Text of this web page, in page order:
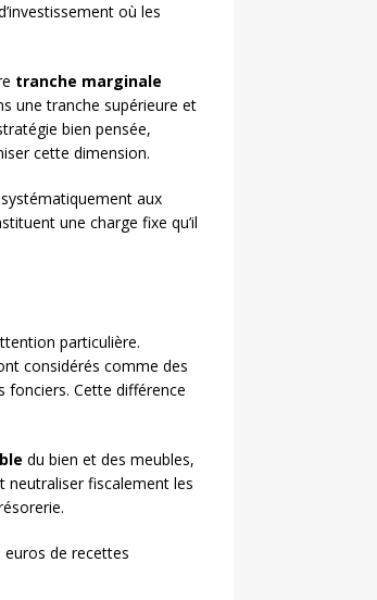
où les
tranche marginale
une tranche supérieure et
bien pensée,
cette dimension.
aux
une charge fixe qu’il
particulière.
considérés comme des
Cette différence
du bien et des meubles,
neutraliser fiscalement les
euros de recettes